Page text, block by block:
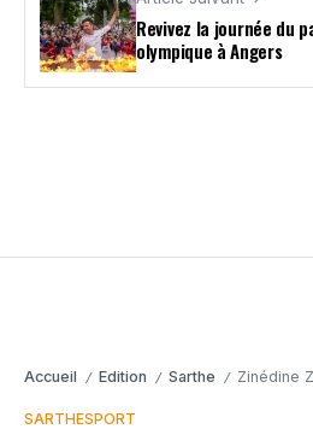
Revivez la journée du
olympique à Angers
Accueil / Edition / Sarthe / Zinédine Zidane
SARTHESPORT